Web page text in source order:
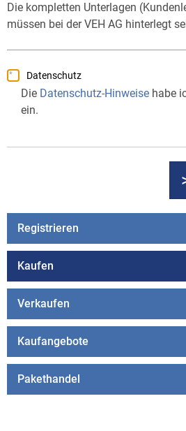
Die kompletten Unterlagen
müssen bei der VEH AG hinterlegt
Datenschutz
Die Datenschutz-Hinweise habe
ein.
Registrieren
Kaufen
Verkaufen
Kaufangebote
Pakethandel